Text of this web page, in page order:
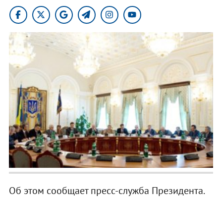
Об этом сообщает пресс-служба Президента.